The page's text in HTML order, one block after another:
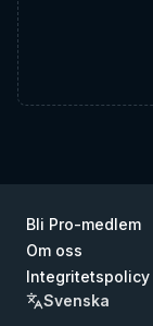
Bli Pro-medlem
Om oss
Integritetspolicy
Svenska